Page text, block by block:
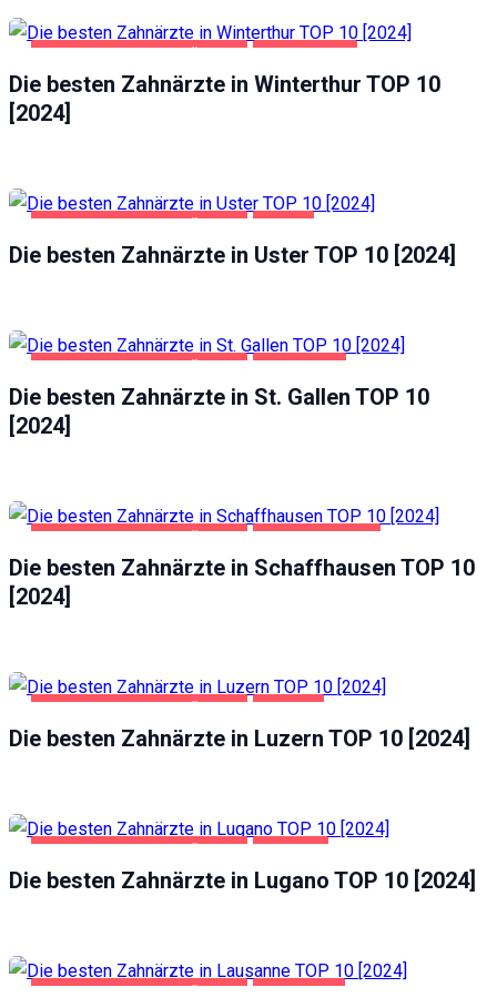
Die besten Zahnärzte in Winterthur TOP 10
[2024]
Die besten Zahnärzte in Uster TOP 10 [2024]
Die besten Zahnärzte in St. Gallen TOP 10
[2024]
Die besten Zahnärzte in Schaffhausen TOP 10
[2024]
Die besten Zahnärzte in Luzern TOP 10 [2024]
Die besten Zahnärzte in Lugano TOP 10 [2024]